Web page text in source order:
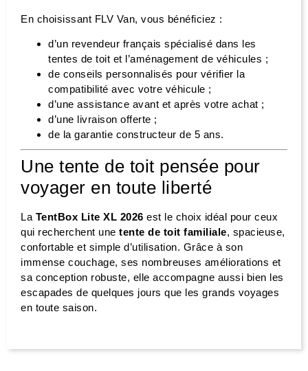
En choisissant FLV Van, vous bénéficiez :
d’un revendeur français spécialisé dans les
tentes de toit et l’aménagement de véhicules ;
de conseils personnalisés pour vérifier la
compatibilité avec votre véhicule ;
d’une assistance avant et après votre achat ;
d’une livraison offerte ;
de la garantie constructeur de 5 ans.
Une tente de toit pensée pour
voyager en toute liberté
La TentBox Lite XL 2026 est le choix idéal pour ceux
qui recherchent une tente de toit familiale, spacieuse,
confortable et simple d’utilisation. Grâce à son
immense couchage, ses nombreuses améliorations et
sa conception robuste, elle accompagne aussi bien les
escapades de quelques jours que les grands voyages
en toute saison.